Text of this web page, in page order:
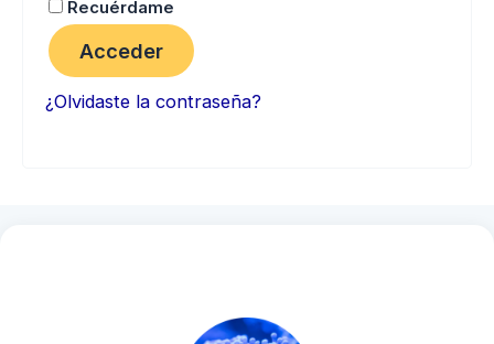
Recuérdame
Acceder
¿Olvidaste la contraseña?